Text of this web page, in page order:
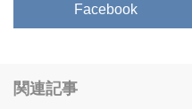
Facebook
関連記事